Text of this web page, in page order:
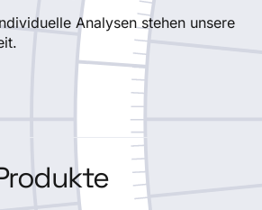
Analysen stehen unsere